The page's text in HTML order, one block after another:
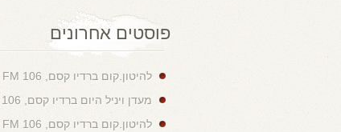
פוסטים אחרונים
להיטון.קום ברדיו קסם, 106 FM
מעדן ויניל היום ברדיו קסם, 106 FM
להיטון.קום ברדיו קסם, 106 FM